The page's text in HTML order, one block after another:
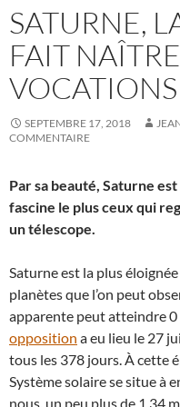
SATURNE,
FAIT
VOCATIONS
SEPTEMBRE 17, 2018
COMMENTAIRE
Par sa beauté, Saturne
fascine le plus ceux qui
un télescope.
Saturne est la plus
planètes que l’on peut
apparente peut atteindre
opposition a eu lieu le 27
tous les 378 jours. À cette
Système solaire se situe à
nous, un peu plus de 1,34